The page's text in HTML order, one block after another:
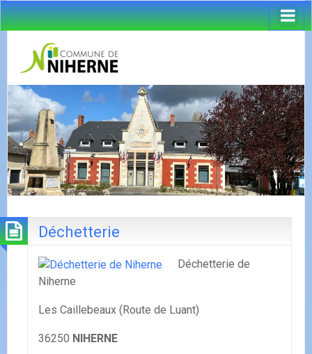
Déchetterie
Déchetterie de
Niherne
Les Caillebeaux (Route de Luant)
36250 NIHERNE